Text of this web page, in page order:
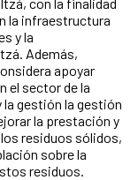
la infraestructura
y la
Además,
apoyar
el sector de la
la gestión la gestión
la prestación y
residuos sólidos,
sobre la
residuos.